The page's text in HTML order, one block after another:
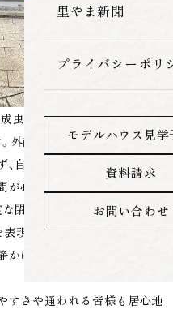
里やま新聞
プライバシーポリ
モデルハウス見学
資料請求
お問い合わせ
成虫になる前に自分の体から糸
外敵から身を守る自然の防御
自然に自分らしく過ごせる空
必要です。住宅では、曲線的
閉鎖性、内部に集中した採光
表現できます。外の世界の騒が
かに自分の時間を過ごせる住
すさや通われる皆様も居心地